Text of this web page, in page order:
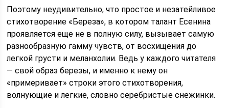
Поэтому неудивительно, что простое и незатейливое
стихотворение «Береза», в котором талант Есенина
проявляется еще не в полную силу, вызывает самую
разнообразную гамму чувств, от восхищения до
легкой грусти и меланхолии. Ведь у каждого читателя
— свой образ березы, и именно к нему он
«примеривает» строки этого стихотворения,
волнующие и легкие, словно серебристые снежинки.